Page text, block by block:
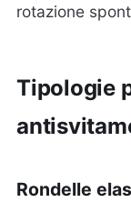
rotazione
Tipologie
Rondelle